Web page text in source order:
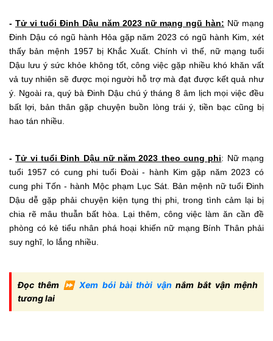
- Tử vi tuổi Đinh Dậu năm 2023 nữ mạng ngũ hàn: Nữ mạng
Đinh Dậu có ngũ hành Hỏa gặp năm 2023 có ngũ hành Kim, xét
thấy bản mệnh 1957 bị Khắc Xuất. Chính vì thế, nữ mạng tuổi
Dậu lưu ý sức khỏe không tốt, công việc gặp nhiều khó khăn vất
vả tuy nhiên sẽ được mọi người hỗ trợ mà đạt được kết quả như
ý. Ngoài ra, quý bà Đinh Dậu chú ý tháng 8 âm lịch mọi việc đều
bất lợi, bản thân gặp chuyện buồn lòng trái ý, tiền bạc cũng bị
hao tán nhiều.
-Tử vi tuổi Đinh Dậu nữ năm 2023 theo cung phi: Nữ mạng
tuổi 1957 có cung phi tuổi Đoài - hành Kim gặp năm 2023 có
cung phi Tốn - hành Mộc phạm Lục Sát. Bản mệnh nữ tuổi Đinh
Dậu dễ gặp phải chuyện kiện tụng thị phi, trong tình cảm lại bị
chia rẽ mâu thuẫn bất hòa. Lại thêm, công việc làm ăn cần đề
phòng có kẻ tiểu nhân phá hoại khiến nữ mạng Bính Thân phải
suy nghĩ, lo lắng nhiều.
Đọc thêm ⏩Xem bói bài thời vận nắm bắt vận mệnh
tương lai